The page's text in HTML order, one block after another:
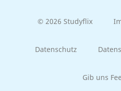
© 2026 Studyflix
Datenschutz
Gib uns